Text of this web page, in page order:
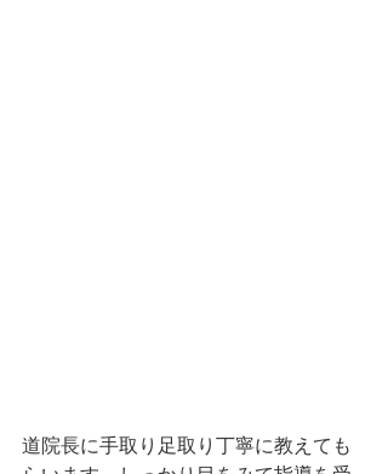
道院長に手取り足取り丁寧に教えても